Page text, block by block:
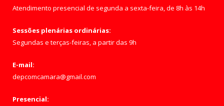
Atendimento presencial de segunda a sexta-feira, de 8h às 14h
Sessões plenárias ordinárias:
Segundas e terças-feiras, a partir das 9h
E-mail:
depcomcamara@gmail.com
Presencial: